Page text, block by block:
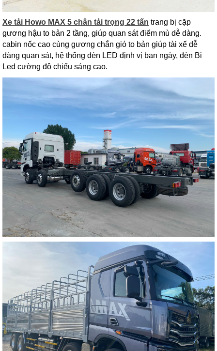
Xe tải Howo MAX 5 chân tải trọng 22 tấn trang bị cặp
gương hậu to bản 2 tầng, giúp quan sát điểm mù dễ dàng.
cabin nốc cao cùng gương chắn gió to bản giúp tài xế dễ
dàng quan sát, hệ thống đèn LED định vị ban ngày, đèn Bi
Led cường độ chiếu sáng cao.